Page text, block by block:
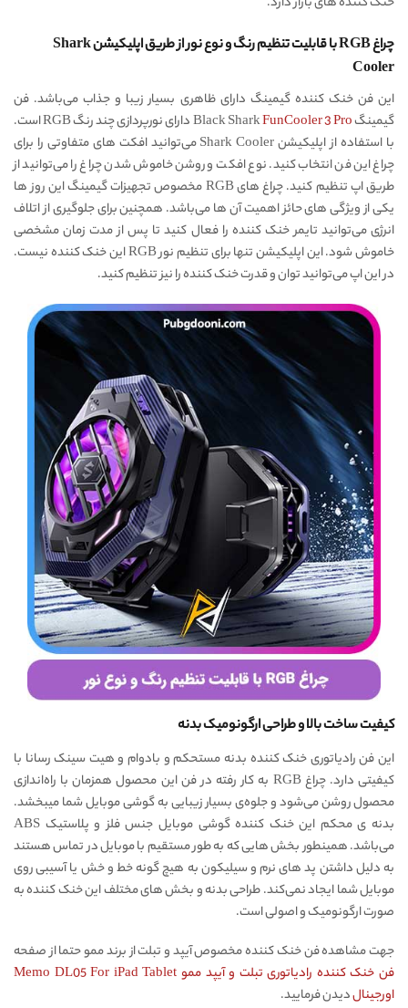
چراغ RGB با قابلیت تنظیم رنگ و نوع نور از طریق اپلیکیشن Shark
Cooler
این فن خنک کننده گیمینگ دارای ظاهری بسیار زیبا و جذاب می‌باشد. فن
گیمینگ Black SharkFunCooler 3 Pro
دارای نورپردازی چند رنگ RGB است.
با استفاده از اپلیکیشن Shark Cooler می‌توانید افکت های متفاوتی را برای
چراغ این فن انتخاب کنید. نوع افکت و روشن خاموش شدن چراغ را می‌توانید از
طریق اپ تنظیم کنید. چراغ های RGB مخصوص تجهیزات گیمینگ این روز ها
یکی از ویژگی های حائز اهمیت آن ها می‌باشد. همچنین برای جلوگیری از اتلاف
انرژی می‌توانید تایمر خنک کننده را فعال کنید تا پس از مدت زمان مشخصی
خاموش شود. این اپلیکیشن تنها برای تنظیم نور RGB این خنک کننده نیست.
در این اپ می‌توانید توان و قدرت خنک کننده را نیز تنظیم کنید.
کیفیت ساخت بالا و طراحی ارگونومیک بدنه
این فن رادیاتوری خنک کننده بدنه مستحکم و بادوام و هیت سینک رسانا با
کیفیتی دارد. چراغ RGB به کار رفته در فن این محصول همزمان با راه‌اندازی
محصول روشن می‌شود و جلوه‌ی بسیار زیبایی به گوشی موبایل شما میبخشد.
بدنه ی محکم این خنک کننده گوشی موبایل جنس فلز و پلاستیک ABS
می‌باشد. همینطور بخش هایی که به طور مستقیم با موبایل در تماس هستند
به دلیل داشتن پد های نرم و سیلیکون به هیچ گونه خط و خش یا آسیبی روی
موبایل شما ایجاد نمی‌کند. طراحی بدنه و بخش های مختلف این خنک کننده به
صورت ارگونومیک و اصولی است.
جهت مشاهده فن خنک کننده مخصوص آیپد و تبلت از برند ممو حتما از صفحه
فن خنک کننده رادیاتوری تبلت و آیپد ممو Memo DL05 For iPad Tablet
اورجینالدیدن فرمایید.